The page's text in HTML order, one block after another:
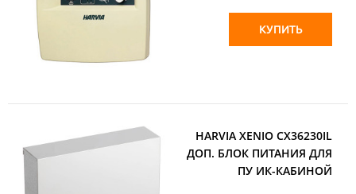
КУПИТЬ
HARVIA XENIO CX36230IL
ДОП. БЛОК ПИТАНИЯ ДЛЯ
ПУ ИК-КАБИНОЙ